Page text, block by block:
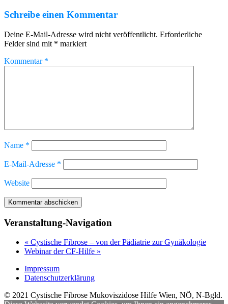
Schreibe einen Kommentar
Deine E-Mail-Adresse wird nicht veröffentlicht. Erforderliche
Felder sind mit * markiert
Kommentar *
Name *
E-Mail-Adresse *
Website
Veranstaltung-Navigation
« Cystische Fibrose – von der Pädiatrie zur Gynäkologie
Webinar der CF-Hilfe »
Impressum
Datenschutzerklärung
© 2021 Cystische Fibrose Mukoviszidose Hilfe Wien, NÖ, N-Bgld.